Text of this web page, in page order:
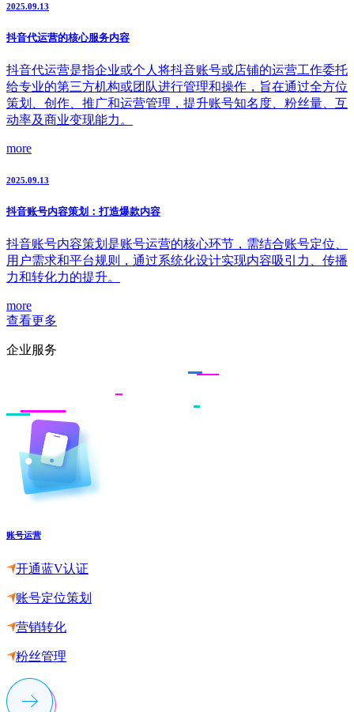
2025.09.13
抖音代运营的核心服务内容
抖音代运营是指企业或个人将抖音账号或店铺的运营工作委托
给专业的第三方机构或团队进行管理和操作，旨在通过全方位
策划、创作、推广和运营管理，提升账号知名度、粉丝量、互
动率及商业变现能力。
more
2025.09.13
抖音账号内容策划：打造爆款内容
抖音账号内容策划是账号运营的核心环节，需结合账号定位、
用户需求和平台规则，通过系统化设计实现内容吸引力、传播
力和转化力的提升。
more
查看更多
企业服务
账号运营
开通蓝V认证
账号定位策划
营销转化
粉丝管理